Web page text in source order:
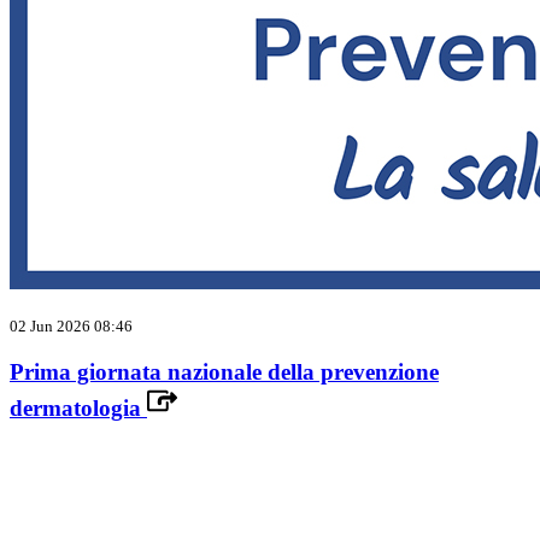
02 Jun 2026 08:46
Prima giornata nazionale della prevenzione
dermatologia